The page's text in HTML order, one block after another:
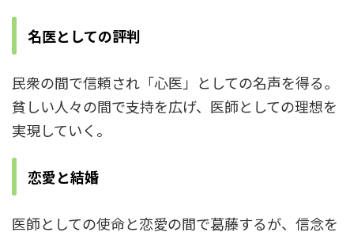
名医としての評判
民衆の間で信頼され「心医」としての名声を得る。
貧しい人々の間で支持を広げ、医師としての理想を
実現していく。
恋愛と結婚
医師としての使命と恋愛の間で葛藤するが、信念を